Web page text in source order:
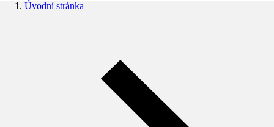
Úvodní stránka